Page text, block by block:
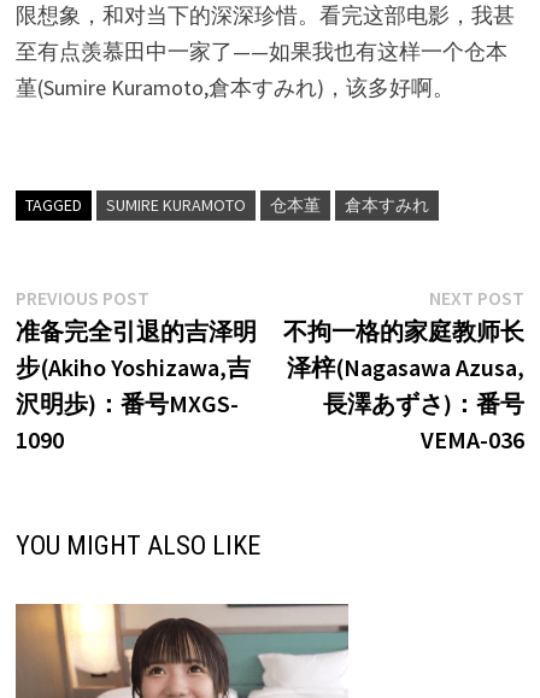
限想象，和对当下的深深珍惜。看完这部电影，我甚
至有点羡慕田中一家了——如果我也有这样一个仓本
堇(Sumire Kuramoto,倉本すみれ)，该多好啊。
TAGGED SUMIRE KURAMOTO 仓本堇 倉本すみれ
文
章
导
航
PREVIOUS POSTPrevious
post:
准备完全引退的吉泽明
步(Akiho Yoshizawa,吉
沢明歩)：番号MXGS-
1090
NEXT POST
不拘一格的家庭教师长
泽梓(Nagasawa Azusa,
長澤あずさ)：番号
VEMA-036
YOU MIGHT ALSO LIKE